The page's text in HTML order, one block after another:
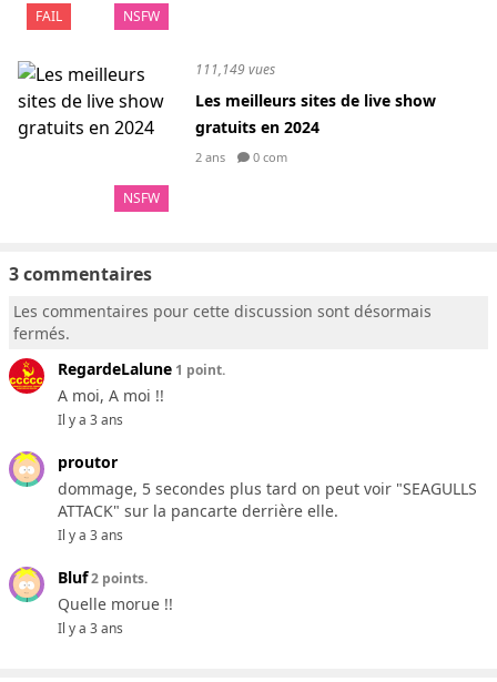
FAIL NSFW
NSFW
111,149 vues
Les meilleurs sites de live show
gratuits en 2024
2 ans 0 com
3 commentaires
Les commentaires pour cette discussion sont désormais
fermés.
RegardeLalune 1 point.
A moi, A moi !!
Il y a 3 ans
proutor
dommage, 5 secondes plus tard on peut voir "SEAGULLS
ATTACK" sur la pancarte derrière elle.
Il y a 3 ans
Bluf2 points.
Quelle morue !!
Il y a 3 ans